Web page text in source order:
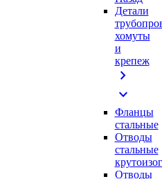
Детали
хомуты
и
крепеж
chevron_right
expand_more
Фланцы
стальные
Отводы
стальные
Отводы